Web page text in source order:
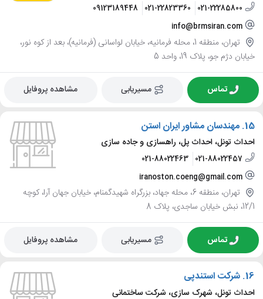
021-22285800
021-22823360
09123189448
info@brmsiran.com
تهران، منطقه 1، محله فرمانیه، خیابان لواسانی (فرمانیه)، بعد از کوه نور،
خیابان دژم جو، پلاک 19، واحد 5
تماس مسیریابی مشاهده پروفایل
15. مهندسان مشاور ایران استن
احداث تونل، احداث پل، راهسازی و جاده سازی
021-88022457
021-88022463
iranoston.coeng@gmail.com
تهران، منطقه 6، محله جهاد، بزرگراه شهیدگمنام، خیابان جهان آرا، کوچه
12/1، نبش خیابان ساجدی، پلاک 8
تماس مسیریابی مشاهده پروفایل
16. شرکت استندپی
احداث تونل، شهرک سازی، شرکت ساختمانی